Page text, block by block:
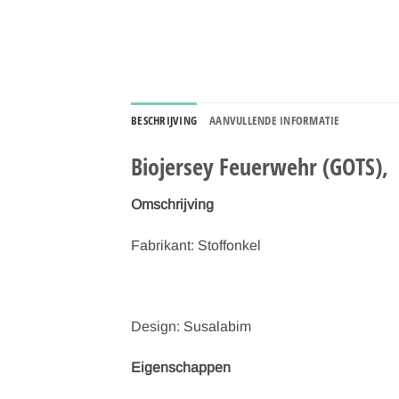
BESCHRIJVING AANVULLENDE INFORMATIE
Biojersey Feuerwehr (GOTS),
Omschrijving
Fabrikant: Stoffonkel
Design: Susalabim
Eigenschappen